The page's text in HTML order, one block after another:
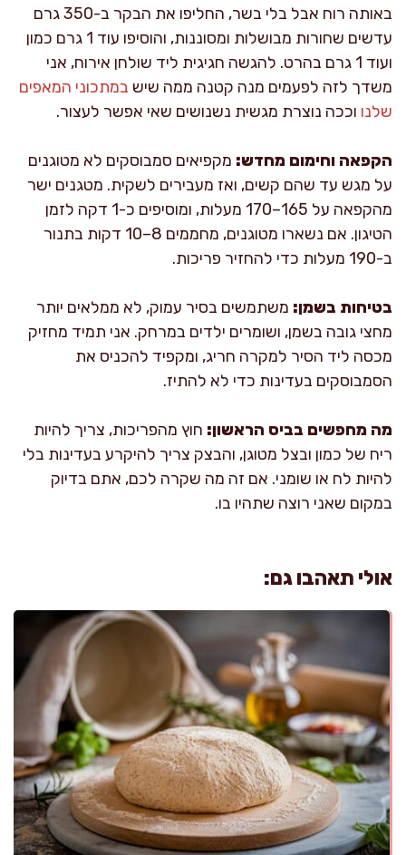
באותה רוח אבל בלי בשר, החליפו את הבקר ב-350 גרם
עדשים שחורות מבושלות ומסוננות, והוסיפו עוד 1 גרם כמון
ועוד 1 גרם בהרט. להגשה חגיגית ליד שולחן אירוח, אני
משדך לזה לפעמים מנה קטנה ממה שיש במתכוני המאפים
שלנו וככה נוצרת מגשית נשנושים שאי אפשר לעצור.
הקפאה וחימום מחדש: מקפיאים סמבוסקים לא מטוגנים
על מגש עד שהם קשים, ואז מעבירים לשקית. מטגנים ישר
מהקפאה על 165–170 מעלות, ומוסיפים כ-1 דקה לזמן
הטיגון. אם נשארו מטוגנים, מחממים 8–10 דקות בתנור
ב-190 מעלות כדי להחזיר פריכות.
בטיחות בשמן: משתמשים בסיר עמוק, לא ממלאים יותר
מחצי גובה בשמן, ושומרים ילדים במרחק. אני תמיד מחזיק
מכסה ליד הסיר למקרה חריג, ומקפיד להכניס את
הסמבוסקים בעדינות כדי לא להתיז.
מה מחפשים בביס הראשון: חוץ מהפריכות, צריך להיות
ריח של כמון ובצל מטוגן, והבצק צריך להיקרע בעדינות בלי
להיות לח או שומני. אם זה מה שקרה לכם, אתם בדיוק
במקום שאני רוצה שתהיו בו.
אולי תאהבו גם: